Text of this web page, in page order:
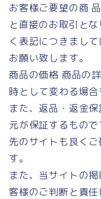
お客様ご要望の商
と直接のお取引と
く表記につきまし
お願い致します。
商品の価格 商品の
時として変わる場合
また、返品・返金
元が保証するもの
先のサイトも良く
す。
また、当サイトの
客様のご判断と責